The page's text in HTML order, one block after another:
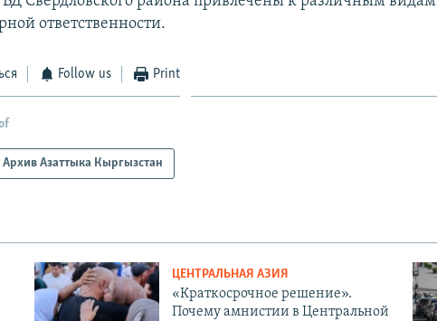
ответственности.
Follow us Print
Архив Азаттыка Кыргызстан
ЦЕНТРАЛЬНАЯ АЗИЯ
«Краткосрочное решение».
Почему амнистии в Центральной